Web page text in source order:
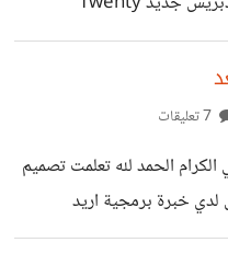
Twenty-One 2. دعم أفضل لـ PHP 8 3. التحديثات التلقائية
وهل قمت بتحديث
https://
الحمد لله تعلمت تصميم
لدي خبرة برمجية اريد
خبيرا في وورد بريس وما